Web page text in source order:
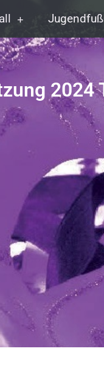
2024